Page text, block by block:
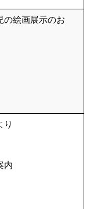
絵画展示のお
り
内